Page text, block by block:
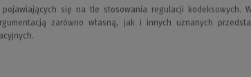
się na tle stosowania regulacji kodeksowych.
zarówno własną, jak i innych uznanych